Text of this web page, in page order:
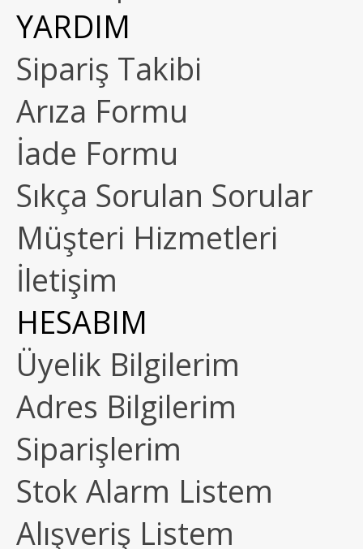
YARDIM
Sipariş Takibi
Arıza Formu
İade Formu
Sıkça Sorulan Sorular
Müşteri Hizmetleri
İletişim
HESABIM
Üyelik Bilgilerim
Adres Bilgilerim
Siparişlerim
Stok Alarm Listem
Alışveriş Listem